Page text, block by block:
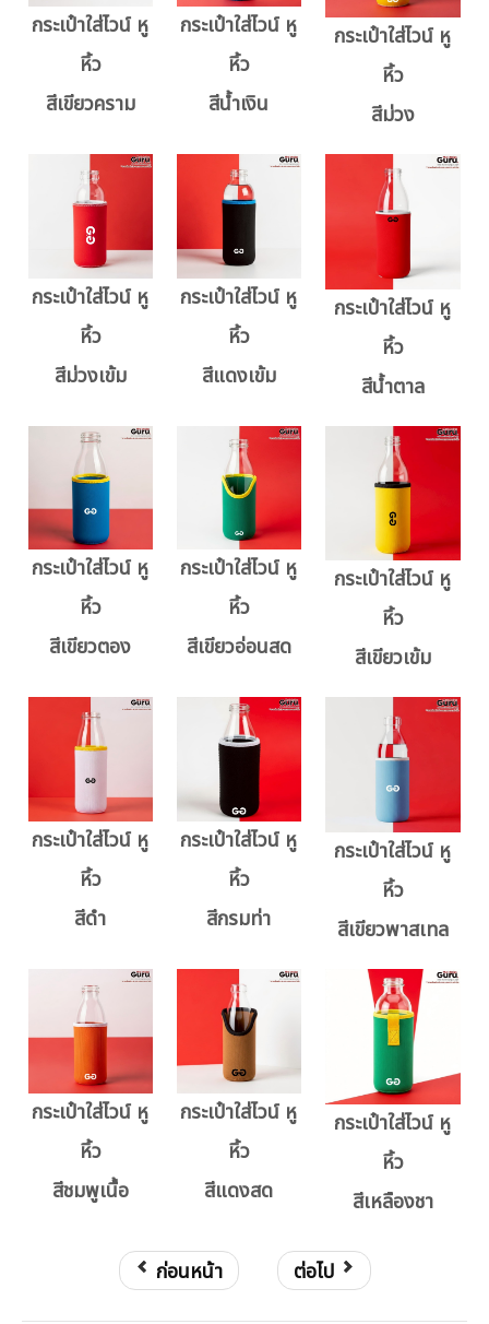
กระเป๋าใส่ไวน์ หู
หิ้ว
สีเขียวคราม
กระเป๋าใส่ไวน์ หู
หิ้ว
สีน้ำเงิน
กระเป๋าใส่ไวน์ หู
หิ้ว
สีม่วง
กระเป๋าใส่ไวน์ หู
หิ้ว
สีม่วงเข้ม
กระเป๋าใส่ไวน์ หู
หิ้ว
สีแดงเข้ม
กระเป๋าใส่ไวน์ หู
หิ้ว
สีน้ำตาล
กระเป๋าใส่ไวน์ หู
หิ้ว
สีเขียวตอง
กระเป๋าใส่ไวน์ หู
หิ้ว
สีเขียวอ่อนสด
กระเป๋าใส่ไวน์ หู
หิ้ว
สีเขียวเข้ม
กระเป๋าใส่ไวน์ หู
หิ้ว
สีดำ
กระเป๋าใส่ไวน์ หู
หิ้ว
สีกรมท่า
กระเป๋าใส่ไวน์ หู
หิ้ว
สีเขียวพาสเทล
กระเป๋าใส่ไวน์ หู
หิ้ว
สีชมพูเนื้อ
กระเป๋าใส่ไวน์ หู
หิ้ว
สีแดงสด
กระเป๋าใส่ไวน์ หู
หิ้ว
สีเหลืองชา
ก่อนหน้า ต่อไป